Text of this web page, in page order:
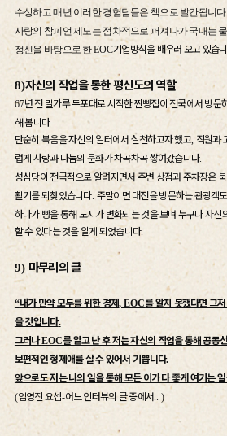
수상하고 매년 이러한 경험담들은 책으로 발간됩니다.
사랑의 참피언 제도는 점차적으로 퍼져나가 국내는
정신을 바탕으로 한EOC기업방식을 배우러 오고 있습
8)자신의 직업을 통한 평신도의 역할
67년 전 밀가루 두포대로 시작한 찐빵집이 전국에서 방문
해 봅니다
단순히 복음을 자신의 일터에서 실천하고자 했고, 직원과
럽게 사랑과 나눔의 문화가 차곡차곡 쌓여갔습니다.
성심당이 전국적으로 알려지면서 주변 상점과 주차장은
활기를 되찾았습니다. 주말이면 대전을 방문하는 관광객
하나가 빵을 통해 도시가 변화되는 것을 보며 누구나 자신
할 수 있다는 것을 알게 되었습니다.
9) 마무리의 글
“내가 만약 모두를 위한 경제,EOC를 알지 못했다면 그
을 것입니다.
그러나EOC를 알고 난 후 저는 자신의 직업을 통해 공동
보편적인 형제애를 살 수 있어서 기쁩니다.
앞으로도 저는 나의 일을 통해 모든 이가 다 좋게 여기는
(임영진 요셉-어느 인터뷰의 글 중에서.. )